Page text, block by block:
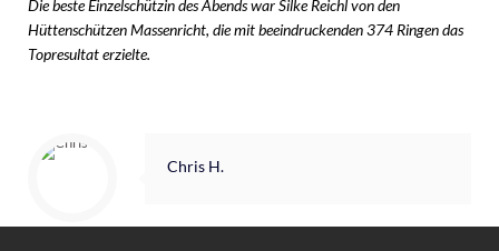
Die beste Einzelschützin des Abends war Silke Reichl von den
Hüttenschützen Massenricht, die mit beeindruckenden 374 Ringen das
Topresultat erzielte.
Chris H.